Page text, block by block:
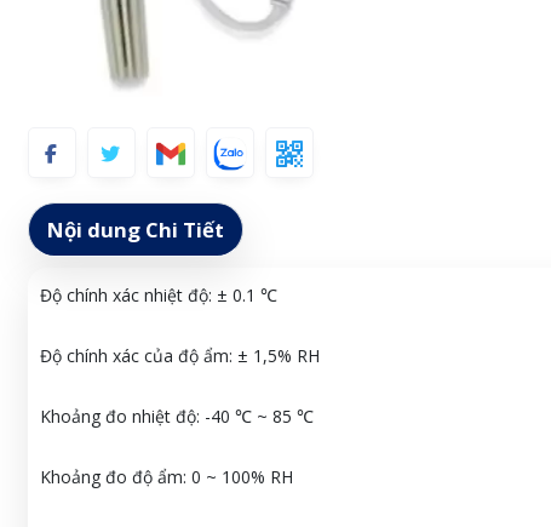
Nội dung Chi Tiết
Độ chính xác nhiệt độ: ± 0.1 ℃
Độ chính xác của độ ẩm: ± 1,5% RH
Khoảng đo nhiệt độ: -40 ℃ ~ 85 ℃
Khoảng đo độ ẩm: 0 ~ 100% RH